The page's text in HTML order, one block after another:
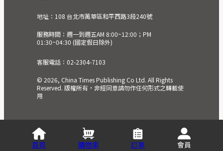
地址：108 台北市萬華區和平西路3段240號
服務時間：週一到週五AM 8:00~12:00；PM
01:30~04:30 (國定假日除外)
客服電話：02-2304-7103
© 2026, China Times Publishing Co Ltd. All Rights
Reserved. 版權所有，非經同意請勿作任何形式之轉載使
用
首頁 購物車 訂單 會員